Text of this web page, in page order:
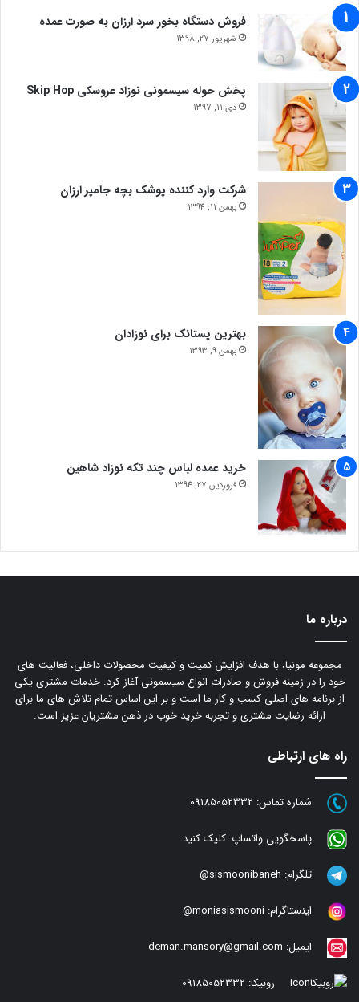
فروش دستگاه بخور سرد ارزان به صورت عمده
شهریور 27, 1398
پخش حوله سیسمونی نوزاد عروسکی Skip Hop
دی 11, 1397
شرکت وارد کننده پوشک بچه جامپر ارزان
بهمن 11, 1394
بهترین پستانک برای نوزادان
بهمن 9, 1393
خرید عمده لباس چند تکه نوزاد شاهین
فروردین 27, 1394
درباره ما
مجموعه مونیا، با هدف افزایش کمیت و کیفیت محصولات داخلی، فعالیت های
خود را در زمینه فروش و صادرات انواع سیسمونی آغاز کرد. خدمات مشتری یکی
از برنامه های اصلی کسب و کار ما است و بر این اساس تمام تلاش های ما برای
ارائه رضایت مشتری و تجربه خرید خوب در ذهن مشتریان عزیز است.
راه های ارتباطی
شماره تماس: 09185052332
پاسخگویی واتساپ: کلیک کنید
تلگرام: sismoonibaneh@
اینستاگرام: moniasismooni@
ایمیل: deman.mansory@gmail.com
روبیکا: 09185052332